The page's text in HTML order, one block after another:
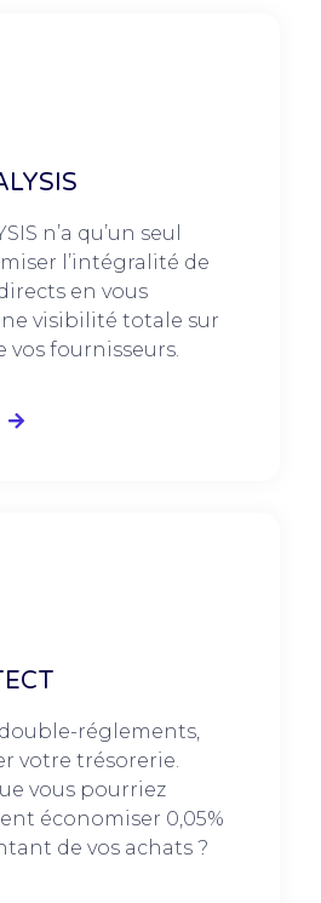
n’a qu’un seul
l’intégralité de
en vous
visibilité totale sur
vos fournisseurs.
réglements,
votre trésorerie.
vous pourriez
économiser 0,05%
de vos achats ?